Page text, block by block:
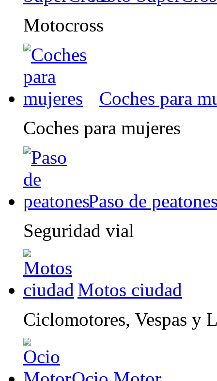
Motocross
Coches para
Coches para mujeres
Paso de
Seguridad vial
Motos ciudad
Ciclomotores, Vespas y